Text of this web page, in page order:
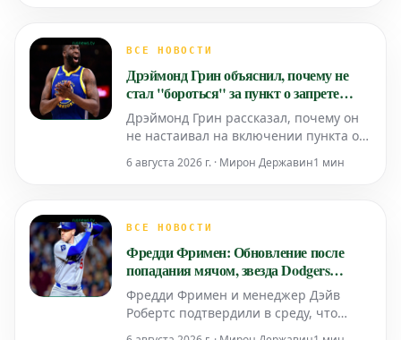
времени для празднований, которые
форму на тренировочных сборах
команды.
ВСЕ НОВОСТИ
Дрэймонд Грин объяснил, почему не
стал "бороться" за пункт о запрете
обмена в новом контракте с
"Уорриорз"
Дрэймонд Грин рассказал, почему он
не настаивал на включении пункта о
с командой "Голден Стэйт Уорриорз".
протяжении многих лет, недавно
ходе обсуждений кон
6 августа 2026 г. · Мирон Державин1 мин
ВСЕ НОВОСТИ
Фредди Фримен: Обновление после
попадания мячом, звезда Dodgers
шутит о "размахивании мячом у лица"
Фредди Фримен и менеджер Дэйв
Робертс подтвердили в среду, что